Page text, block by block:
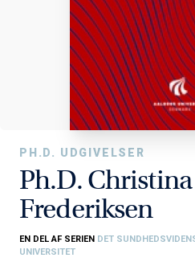
PH.D. UDGIVELSER
Ph.D.
Frederiksen
EN DEL AF SERIEN DET
UNIVERSITET